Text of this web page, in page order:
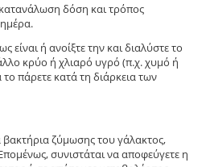
δόση και τρόπος
είναι ή ανοίξτε την και διαλύστε το
κρύο ή χλιαρό υγρό (π.χ. χυμό ή
πάρετε κατά τη διάρκεια των
βακτήρια ζύμωσης του γάλακτος,
συνιστάται να αποφεύγετε η